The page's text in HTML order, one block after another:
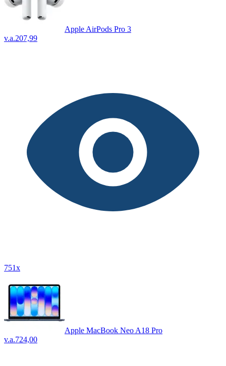
Apple AirPods Pro 3
v.a.207,99
751x
Apple MacBook Neo A18 Pro
v.a.724,00